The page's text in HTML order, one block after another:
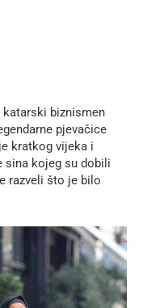
biznismen
pjevačice
kratkog vijeka i
sina kojeg su dobili
razveli što je bilo